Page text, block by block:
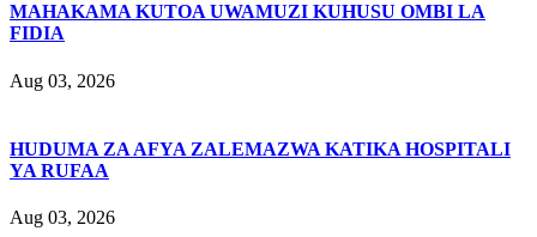
MAHAKAMA KUTOA UWAMUZI KUHUSU OMBI LA
FIDIA
Aug 03, 2026
HUDUMA ZA AFYA ZALEMAZWA KATIKA HOSPITALI
YA RUFAA
Aug 03, 2026